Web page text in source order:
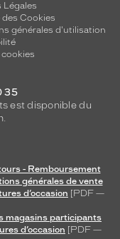
Légales
Cookies
générales d'utilisation
cookies
35
est disponible du
- Remboursement
générales de vente
d’occasion [PDF —
magasins participants
d’occasion [PDF —